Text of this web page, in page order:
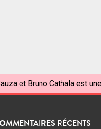
et Bruno Cathala est
RÉCENTS